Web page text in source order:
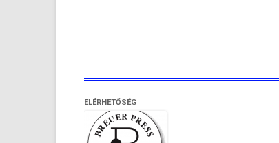
ELÉRHETŐSÉG